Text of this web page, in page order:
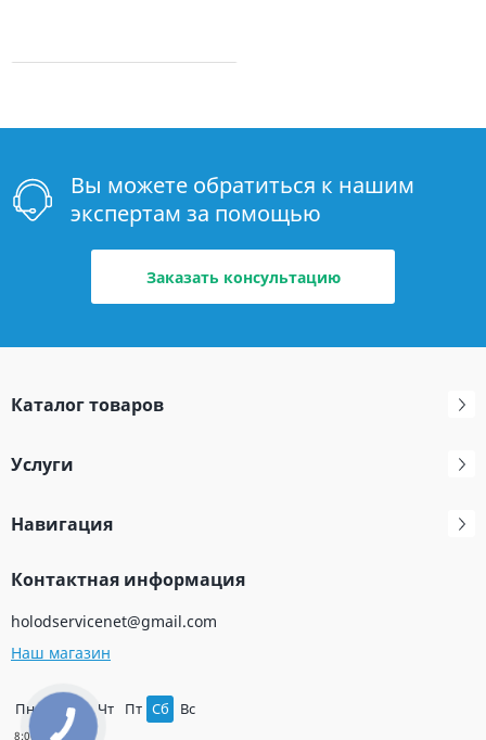
Вы можете обратиться к нашим
экспертам за помощью
Заказать консультацию
Каталог товаров
Услуги
Навигация
Контактная информация
holodservicenet@gmail.com
Наш магазин
Пн Ср Чт Пт Сб Вс